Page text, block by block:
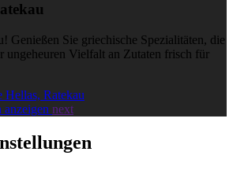
Genießen Sie griechische Spezialitäten, die
ungeheuren Vielfalt an Zutaten frisch für
Ratekau
next